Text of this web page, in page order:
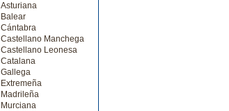
Asturiana
Balear
Cántabra
Castellano Manchega
Castellano Leonesa
Catalana
Gallega
Extremeña
Madrileña
Murciana